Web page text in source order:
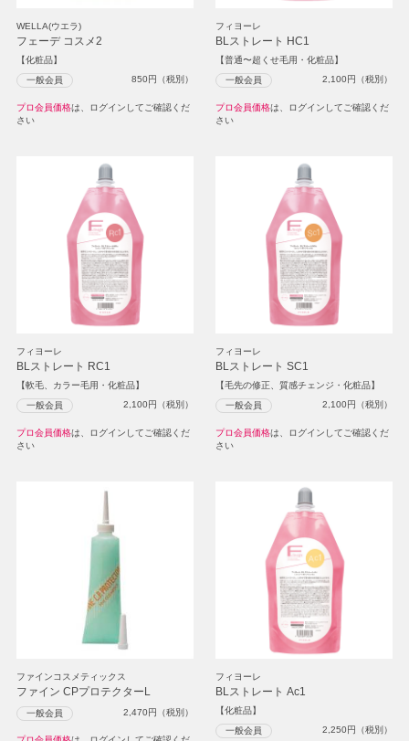
WELLA(ウエラ)
フェーデ コスメ2
【化粧品】
一般会員 850円（税別）
プロ会員価格は、ログインしてご確認くだ
さい
フィヨーレ
BLストレート HC1
【普通〜超くせ毛用・化粧品】
一般会員 2,100円（税別）
プロ会員価格は、ログインしてご確認くだ
さい
フィヨーレ
BLストレート RC1
【軟毛、カラー毛用・化粧品】
一般会員 2,100円（税別）
プロ会員価格は、ログインしてご確認くだ
さい
フィヨーレ
BLストレート SC1
【毛先の修正、質感チェンジ・化粧品】
一般会員 2,100円（税別）
プロ会員価格は、ログインしてご確認くだ
さい
ファインコスメティックス
ファイン CPプロテクターL
一般会員 2,470円（税別）
フィヨーレ
BLストレート Ac1
【化粧品】
一般会員 2,250円（税別）